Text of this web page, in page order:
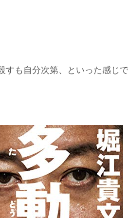
すも自分次第、といった感じで